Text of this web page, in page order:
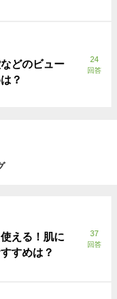
どのビュー
？
24
回答
える！肌に
すめは？
37
回答